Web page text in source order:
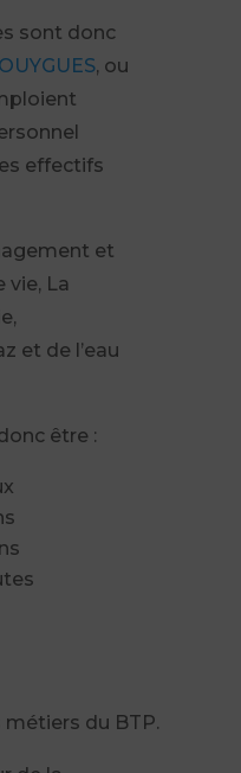
sont donc
, ou
effectifs
et
vie, La
et de l’eau
être :
métiers du BTP.